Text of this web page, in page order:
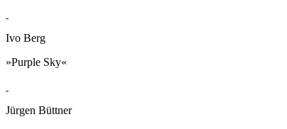
Ivo Berg
»Purple Sky«
Jürgen Büttner